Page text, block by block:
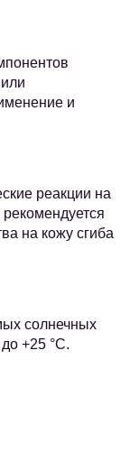
и
реакции на
на кожу сгиба
солнечных
+25 °С.